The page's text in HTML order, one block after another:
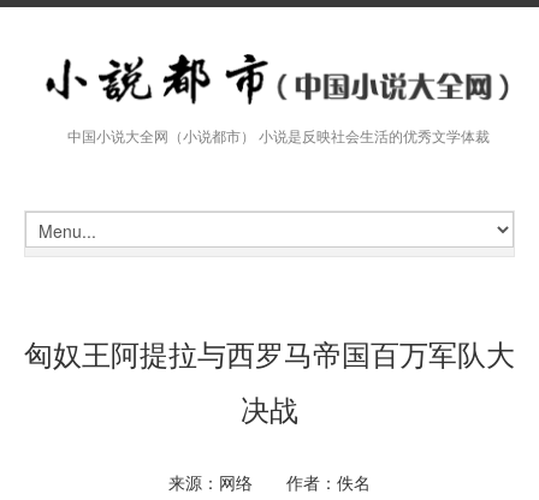
中国小说大全网（小说都市） 小说是反映社会生活的优秀文学体裁
匈奴王阿提拉与西罗马帝国百万军队大
决战
来源：网络 作者：佚名